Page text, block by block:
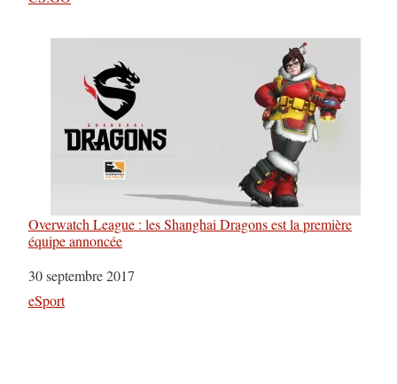
Overwatch League : les Shanghai Dragons est la première
équipe annoncée
Date
30 septembre 2017
Par rapport à
eSport